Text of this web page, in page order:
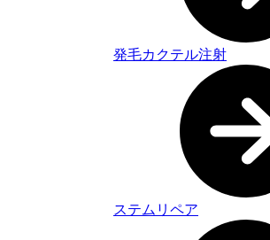
発毛カクテル注射
ステムリペア